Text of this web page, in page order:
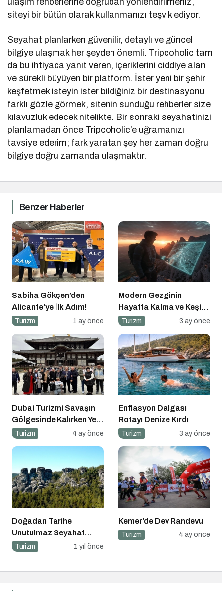
siteyi bir bütün olarak kullanmanızı teşvik ediyor.
Seyahat planlarken güvenilir, detaylı ve güncel
bilgiye ulaşmak her şeyden önemli. Tripcoholic tam
da bu ihtiyaca yanıt veren, içeriklerini ciddiye alan
ve sürekli büyüyen bir platform. İster yeni bir şehir
keşfetmek isteyin ister bildiğiniz bir destinasyonu
farklı gözle görmek, sitenin sunduğu rehberler size
kılavuzluk edecek nitelikte. Bir sonraki seyahatinizi
planlamadan önce Tripcoholic’e uğramanızı
tavsiye ederim; fark yaratan şey her zaman doğru
bilgiye doğru zamanda ulaşmaktır.
Benzer Haberler
Sabiha Gökçen’den
Alicante’ye İlk Adım!
Turizm 1 ay önce
Modern Gezginin
Hayatta Kalma ve Keşif
Rehberi
Turizm 3 ay önce
Dubai Turizmi Savaşın
Gölgesinde Kalırken Yeni
Rotalar Belirlendi
Turizm 4 ay önce
Enflasyon Dalgası
Rotayı Denize Kırdı
Turizm 3 ay önce
Doğadan Tarihe
Unutulmaz Seyahat
Önerileri
Turizm 1 yıl önce
Kemer’de Dev Randevu
Turizm 4 ay önce